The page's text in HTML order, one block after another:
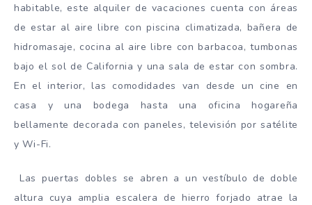
habitable, este alquiler de vacaciones cuenta con áreas
de estar al aire libre con piscina climatizada, bañera de
hidromasaje, cocina al aire libre con barbacoa, tumbonas
bajo el sol de California y una sala de estar con sombra.
En el interior, las comodidades van desde un cine en
casa y una bodega hasta una oficina hogareña
bellamente decorada con paneles, televisión por satélite
y Wi-Fi.
Las puertas dobles se abren a un vestíbulo de doble
altura cuya amplia escalera de hierro forjado atrae la